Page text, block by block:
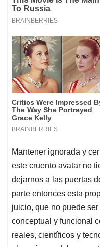
Mantener ignorada y
este cruento avatar no
dejarnos a las puertas
parte entonces esta
juicio, que no puede
conceptual y funcional
reales, científicos y